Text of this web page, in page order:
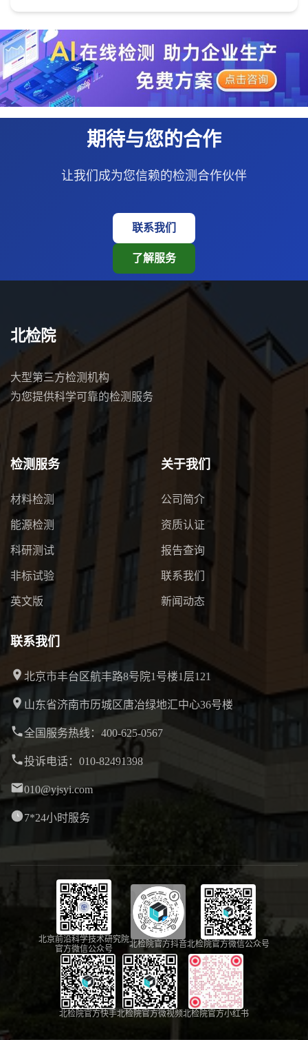
期待与您的合作
让我们成为您信赖的检测合作伙伴
联系我们
了解服务
北检院
大型第三方检测机构
为您提供科学可靠的检测服务
检测服务
材料检测
能源检测
科研测试
非标试验
英文版
关于我们
公司简介
资质认证
报告查询
联系我们
新闻动态
联系我们
北京市丰台区航丰路8号院1号楼1层121
山东省济南市历城区唐冶绿地汇中心36号楼
全国服务热线：400-625-0567
投诉电话：010-82491398
010@yjsyi.com
7*24小时服务
北京前沿科学技术研究院
官方微信公众号
北检院官方抖音北检院官方微信公众号
北检院官方快手北检院官方微视频北检院官方小红书